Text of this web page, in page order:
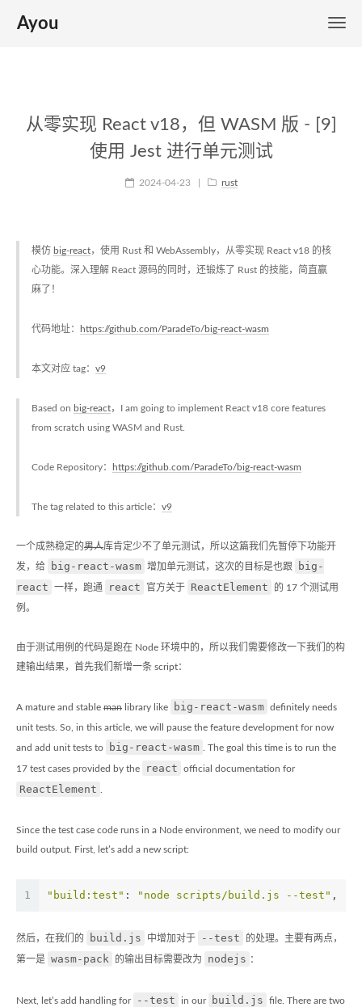
Ayou
从零实现 React v18，但 WASM 版 - [9]
使用 Jest 进行单元测试
2024-04-23 rust
模仿 big-react，使用 Rust 和 WebAssembly，从零实现 React v18 的核
心功能。深入理解 React 源码的同时，还锻炼了 Rust 的技能，简直赢
麻了！
代码地址： https://github.com/ParadeTo/big-react-wasm
本文对应 tag： v9
Based on big-react，I am going to implement React v18 core features
from scratch using WASM and Rust.
Code Repository： https://github.com/ParadeTo/big-react-wasm
The tag related to this article： v9
一个成熟稳定的男人库肯定少不了单元测试，所以这篇我们先暂停下功能开
发，给 big-react-wasm 增加单元测试，这次的目标是也跟
big-
react
一样，跑通 react 官方关于 ReactElement 的 17 个测试用
例。
由于测试用例的代码是跑在 Node 环境中的，所以我们需要修改一下我们的构
建输出结果，首先我们新增一条 script：
A mature and stable man library like big-react-wasm definitely needs
unit tests. So, in this article, we will pause the feature development for now
and add unit tests to big-react-wasm . The goal this time is to run the
17 test cases provided by the react official documentation for
ReactElement
Since the test case code runs in a Node environment, we need to modify our
build output. First, let’s add a new script:
1 "build:test" : "node scripts/build.js --test" ,
然后，在我们的 build.js 中增加对于 --test 的处理。主要有两点，
第一是 wasm-pack 的输出目标需要改为 nodejs ：
Next, let’s add handling for --test in our build.js file. There are two